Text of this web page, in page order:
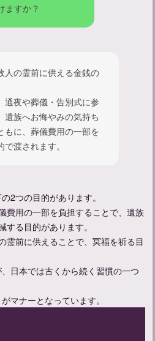
のタイミングや例文をご紹介
ますか？
人の霊前に供える金銭の
通夜や葬儀・告別式に参
遺族へお悔やみの気持ち
もに、葬儀費用の一部を
渡されます。
2つの目的があります。
費用の一部を負担することで、遺族
る目的があります。
霊前に供えることで、冥福を祈る目
日本では古くから続く習慣の一つ
マナーとなっています。